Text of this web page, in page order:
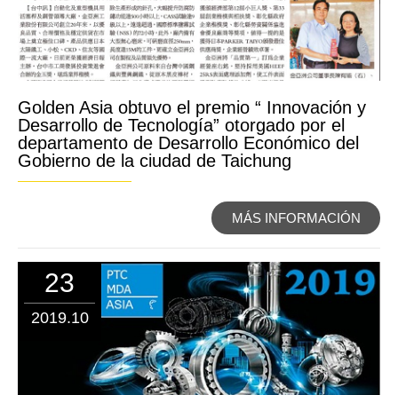
Golden Asia obtuvo el premio “ Innovación y
Desarrollo de Tecnología” otorgado por el
departamento de Desarrollo Económico del
Gobierno de la ciudad de Taichung
MÁS INFORMACIÓN
23
2019.10